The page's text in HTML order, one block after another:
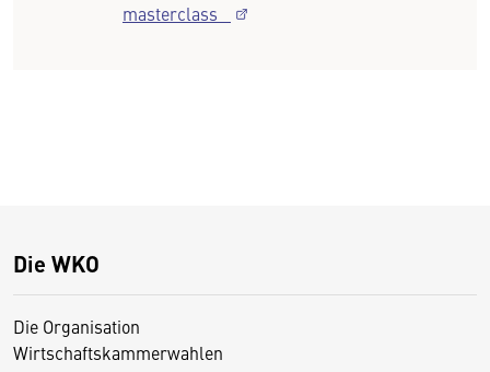
masterclass
Die WKO
Die Organisation
Wirtschaftskammerwahlen